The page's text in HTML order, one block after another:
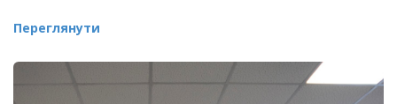
Переглянути